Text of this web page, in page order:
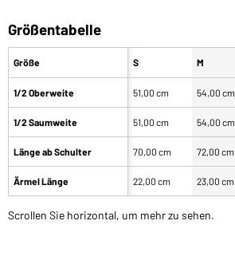
Größentabelle
Größe
1/2 Oberweite
1/2 Saumweite
Länge ab Schulter
Ärmel Länge
S M
51,00 cm 54,00 cm
51,00 cm 54,00 cm
70,00 cm 72,00 cm
22,00 cm 23,00 cm
Scrollen Sie horizontal, um mehr zu sehen.